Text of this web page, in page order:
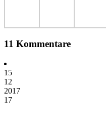
11 Kommentare
15
12
2017
17